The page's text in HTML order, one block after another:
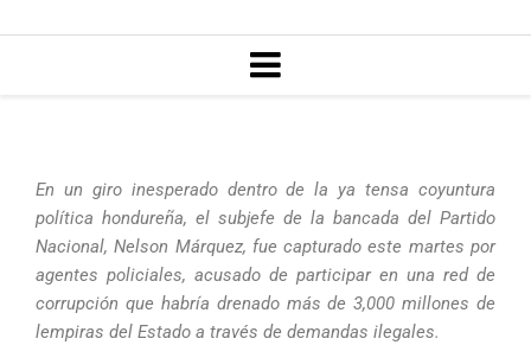
MENU
En un giro inesperado dentro de la ya tensa coyuntura
política hondureña, el subjefe de la bancada del Partido
Nacional, Nelson Márquez, fue capturado este martes por
agentes policiales, acusado de participar en una red de
corrupción que habría drenado más de 3,000 millones de
lempiras del Estado a través de demandas ilegales.